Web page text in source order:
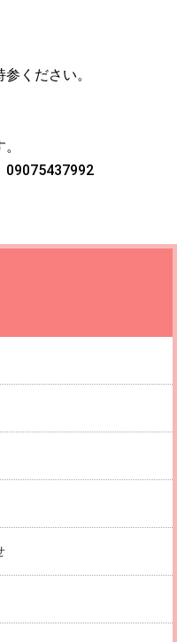
ください。